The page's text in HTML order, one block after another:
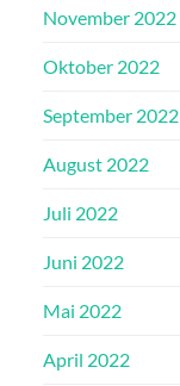
November 2022
Oktober 2022
September 2022
August 2022
Juli 2022
Juni 2022
Mai 2022
April 2022